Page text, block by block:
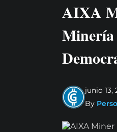
AIXA
Minería
junio 13,
By